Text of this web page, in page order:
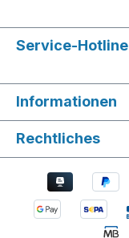
Service-Hotline
Informationen
Rechtliches